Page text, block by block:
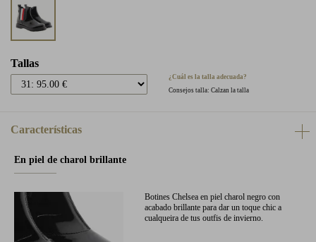
Tallas
¿Cuál es la talla adecuada?
Consejos talla: Calzan la talla
Características
En piel de charol brillante
Botines Chelsea en piel charol negro con
acabado brillante para dar un toque chic a
cualqueira de tus outfis de invierno.